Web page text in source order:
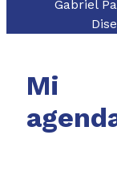
Gabriel
Mi